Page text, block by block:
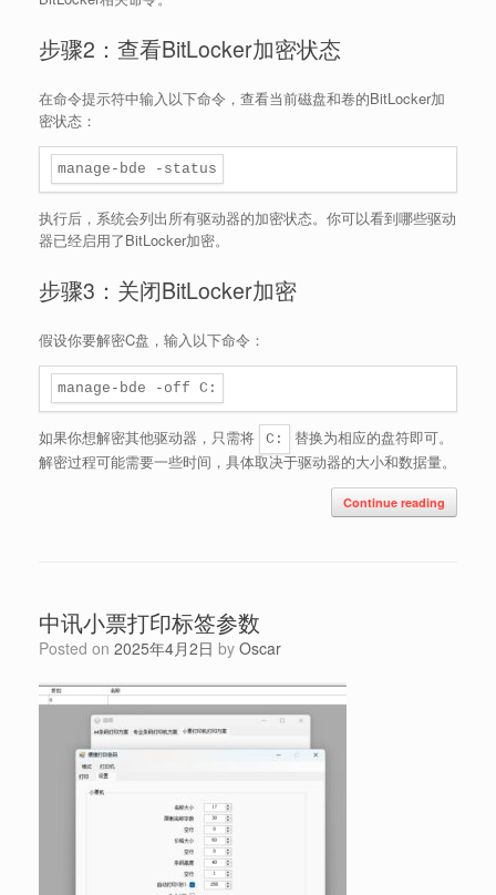
步骤2：查看BitLocker加密状态
在命令提示符中输入以下命令，查看当前磁盘和卷的BitLocker加
密状态：
执行后，系统会列出所有驱动器的加密状态。你可以看到哪些驱动
器已经启用了BitLocker加密。
步骤3：关闭BitLocker加密
假设你要解密C盘，输入以下命令：
如果你想解密其他驱动器，只需将 C:
替换为相应的盘符即可。
解密过程可能需要一些时间，具体取决于驱动器的大小和数据量。
Continue reading
中讯小票打印标签参数
Posted on 2025年4月2日 by Oscar